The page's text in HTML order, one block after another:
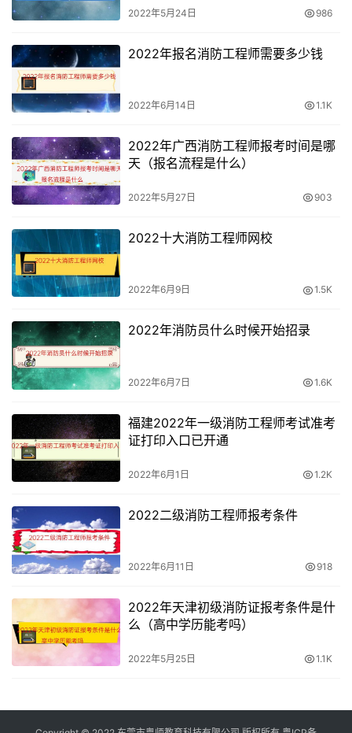
2022年5月24日 986
2022年报名消防工程师需要多少钱
2022年6月14日 1.1K
2022年广西消防工程师报考时间是哪
天（报名流程是什么）
2022年5月27日 903
2022十大消防工程师网校
2022年6月9日 1.5K
2022年消防员什么时候开始招录
2022年6月7日 1.6K
福建2022年一级消防工程师考试准考
证打印入口已开通
2022年6月1日 1.2K
2022二级消防工程师报考条件
2022年6月11日 918
2022年天津初级消防证报考条件是什
么（高中学历能考吗）
2022年5月25日 1.1K